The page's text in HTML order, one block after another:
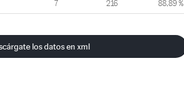
7 216 88,89 %
los datos en xml